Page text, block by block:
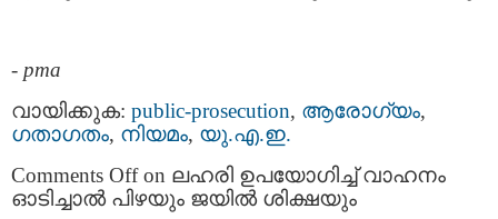
- pma
വായിക്കുക: public-prosecution, ആരോഗ്യം,
ഗതാഗതം, നിയമം, യു.എ.ഇ.
Comments Offon ലഹരി ഉപയോഗിച്ച് വാഹനം
ഓടിച്ചാൽ പിഴയും ജയിൽ ശിക്ഷയും